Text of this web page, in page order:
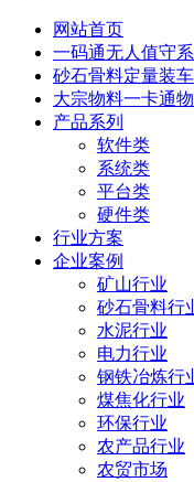
网站首页
一码通无人值守
砂石骨料定量装车
大宗物料一卡通
产品系列
软件类
系统类
平台类
硬件类
行业方案
企业案例
矿山行业
砂石骨料行
水泥行业
电力行业
钢铁冶炼行
煤焦化行业
环保行业
农产品行业
农贸市场